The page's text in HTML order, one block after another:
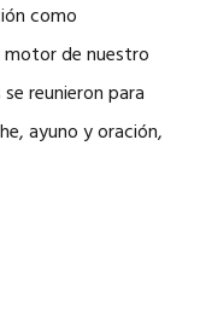
como
motor de nuestro
reunieron para
ayuno y oración,